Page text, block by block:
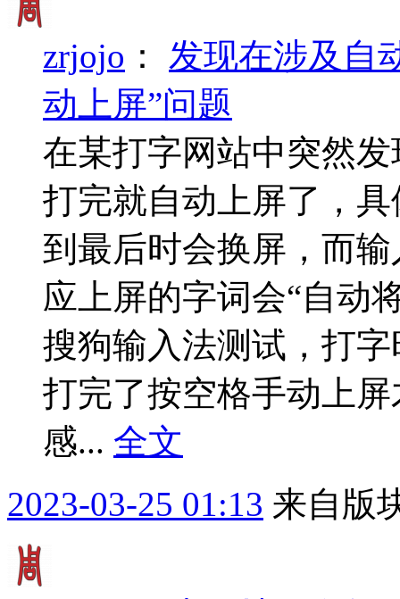
zrjojo ： 发现在涉及自
动上屏”问题
在某打字网站中突然
打完就自动上屏了，
到最后时会换屏，而
应上屏的字词会“自动
搜狗输入法测试，打
打完了按空格手动上
感... 全文
2023-03-25 01:13 来自版